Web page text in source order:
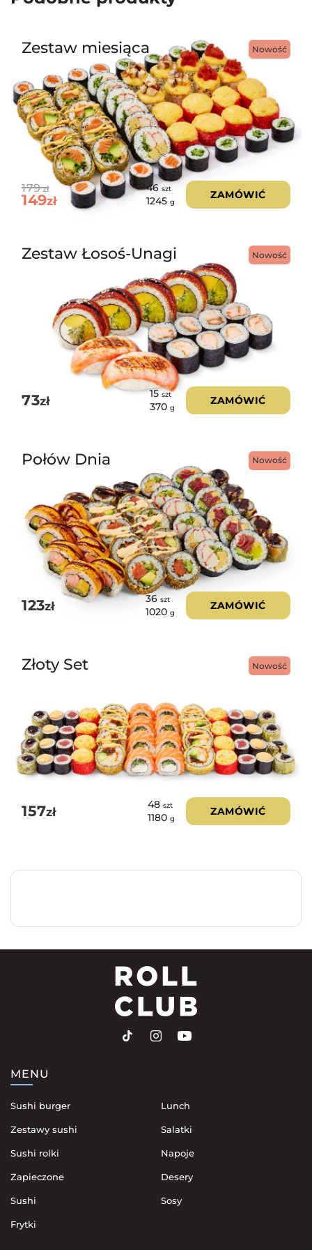
Nowość
Zestaw miesiąca
179zł
149zł
46szt
1245 g
ZAMÓWIĆ
Nowość
Zestaw Łosoś-Unagi
73zł
15szt
370 g
ZAMÓWIĆ
Nowość
Połów Dnia
123zł
36 szt
1020 g
ZAMÓWIĆ
Nowość
Złoty Set
157zł
48 szt
1180 g
ZAMÓWIĆ
MENU
Sushi burger
Zestawy sushi
Sushi rolki
Zapieczone
Sushi
Frytki
Lunch
Salatki
Napoje
Desery
Sosy